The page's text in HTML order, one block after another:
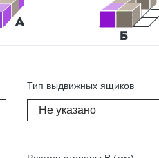
Тип выдвижных ящиков
Не указано